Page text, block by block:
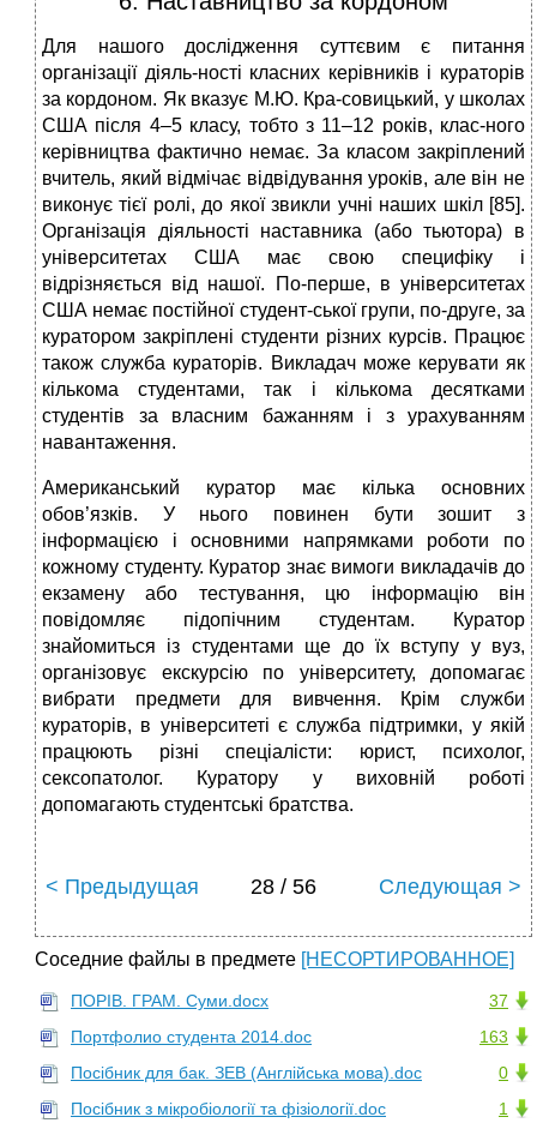
Для нашого дослідження суттєвим є питання
організації діяль-ності класних керівників і кураторів
за кордоном. Як вказує М.Ю. Кра-совицький, у школах
США після 4–5 класу, тобто з 11–12 років, клас-ного
керівництва фактично немає. За класом закріплений
вчитель, який відмічає відвідування уроків, але він не
виконує тієї ролі, до якої звикли учні наших шкіл [85].
Організація діяльності наставника (або тьютора) в
університетах США має свою специфіку і
відрізняється від нашої. По-перше, в університетах
США немає постійної студент-ської групи, по-друге, за
куратором закріплені студенти різних курсів. Працює
також служба кураторів. Викладач може керувати як
кількома студентами, так і кількома десятками
студентів за власним бажанням і з урахуванням
навантаження.
Американський куратор має кілька основних
обов’язків. У нього повинен бути зошит з
інформацією і основними напрямками роботи по
кожному студенту. Куратор знає вимоги викладачів до
екзамену або тестування, цю інформацію він
повідомляє підопічним студентам. Куратор
знайомиться із студентами ще до їх вступу у вуз,
організовує екскурсію по університету, допомагає
вибрати предмети для вивчення. Крім служби
кураторів, в університеті є служба підтримки, у якій
працюють різні спеціалісти: юрист, психолог,
сексопатолог. Куратору у виховній роботі
допомагають студентські братства.
< Предыдущая 28 / 56 Следующая >
Соседние файлы в предмете [НЕСОРТИРОВАННОЕ]
37
ПОРІВ. ГРАМ. Суми.docx
163
Портфолио студента 2014.doc
0
Посібник для бак. ЗЕВ (Англійська мова).doc
1
Посібник з мікробіології та фізіології.doc